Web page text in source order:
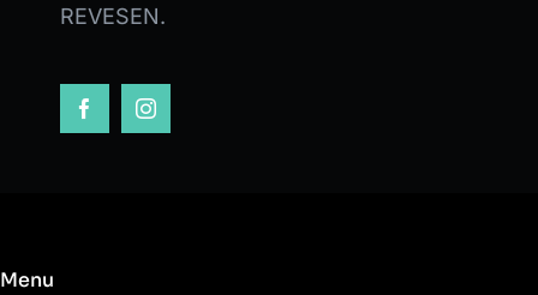
REVESEN.
Menu